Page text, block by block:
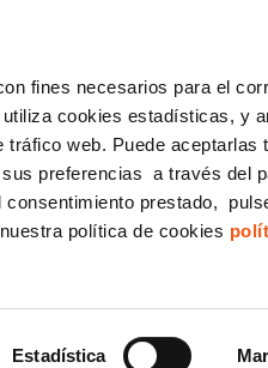
fines necesarios para el
cookies estadísticas, y
web. Puede aceptarlas
preferencias a través del
prestado,
política de cookies
Estadística
ECOMMERCE LSSI CANAL